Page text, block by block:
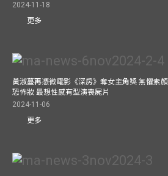
2024-11-18
更多
黃淑蔓再憑微電影《深房》奪女主角獎 無懼素顏
恐怖妝 最想性感有型演喪屍片
2024-11-06
更多